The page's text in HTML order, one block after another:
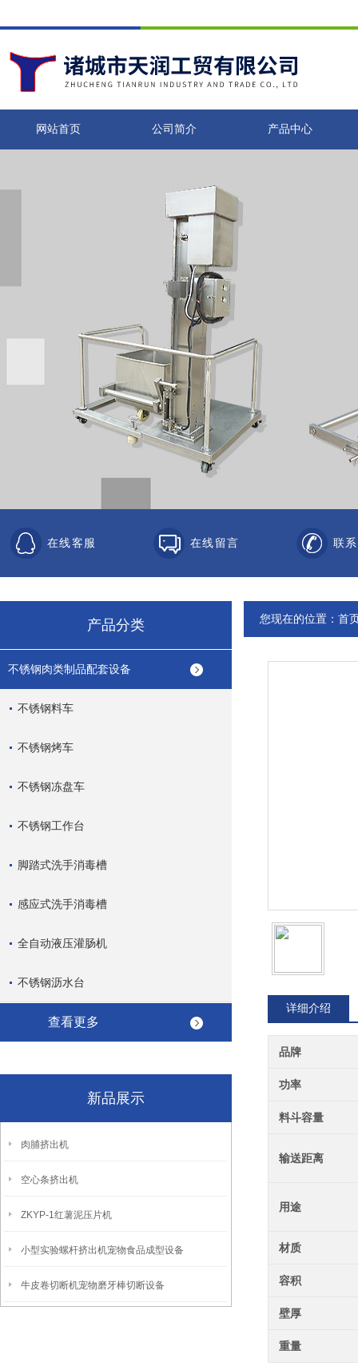
网站首页 公司简介 产品中心
在线客服 在线留言 联
产品分类
不锈钢肉类制品配套设备
不锈钢料车
不锈钢烤车
不锈钢冻盘车
不锈钢工作台
脚踏式洗手消毒槽
感应式洗手消毒槽
全自动液压灌肠机
不锈钢沥水台
查看更多
新品展示
肉脯挤出机
空心条挤出机
ZKYP-1红薯泥压片机
小型实验螺杆挤出机宠物食品成型设备
牛皮卷切断机宠物磨牙棒切断设备
您现在的位置： 首
详细介绍
品牌
功率
料斗容量
输送距离
用途
材质
容积
壁厚
重量